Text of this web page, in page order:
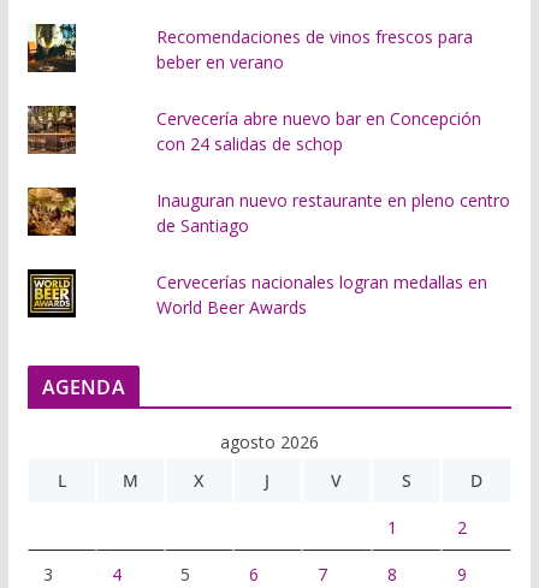
Recomendaciones de vinos frescos para
beber en verano
Cervecería abre nuevo bar en Concepción
con 24 salidas de schop
Inauguran nuevo restaurante en pleno centro
de Santiago
Cervecerías nacionales logran medallas en
World Beer Awards
AGENDA
agosto 2026
L
M X J V S D
1 2
3 4 5 6 7 8 9